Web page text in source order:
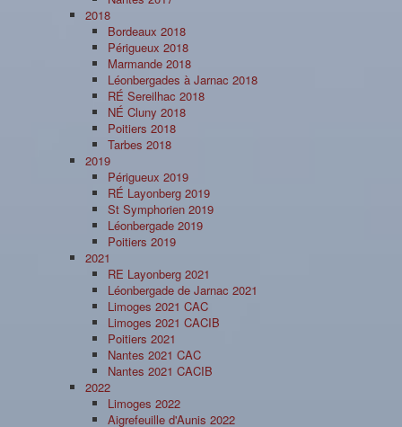
2018
Bordeaux 2018
Périgueux 2018
Marmande 2018
Léonbergades à Jarnac 2018
RÉ Sereilhac 2018
NÉ Cluny 2018
Poitiers 2018
Tarbes 2018
2019
Périgueux 2019
RÉ Layonberg 2019
St Symphorien 2019
Léonbergade 2019
Poitiers 2019
2021
RE Layonberg 2021
Léonbergade de Jarnac 2021
Limoges 2021 CAC
Limoges 2021 CACIB
Poitiers 2021
Nantes 2021 CAC
Nantes 2021 CACIB
2022
Limoges 2022
Aigrefeuille d'Aunis 2022